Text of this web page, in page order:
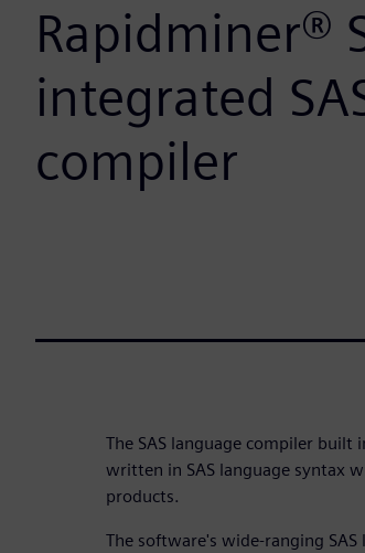
Rapidminer®
integrated
compiler
The SAS language compiler built
written in SAS language syntax
products.
The software's wide-ranging SAS